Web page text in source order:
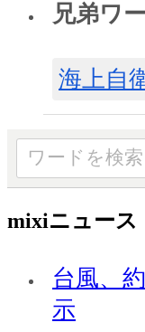
兄弟ワ
海上自
mixiニュース
台風、
示